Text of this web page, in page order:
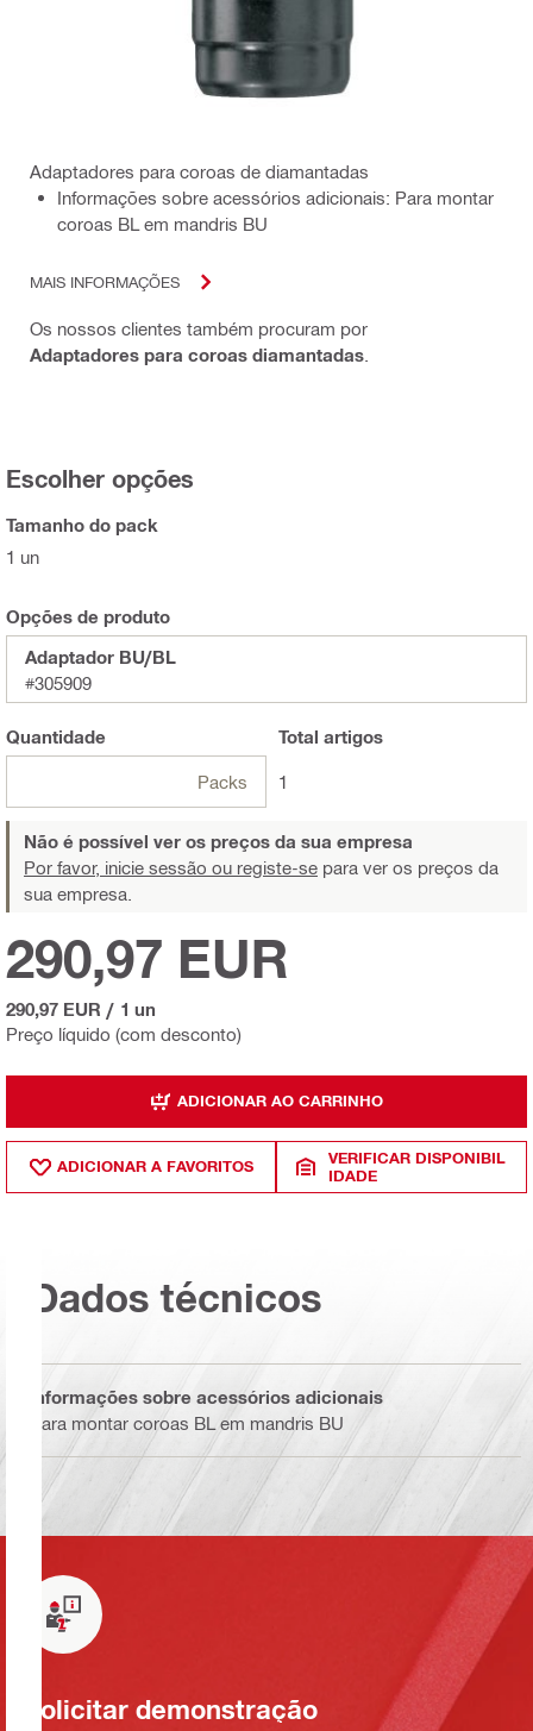
Adaptadores para coroas de diamantadas
Informações sobre acessórios adicionais: Para montar
coroas BL em mandris BU
MAIS INFORMAÇÕES
Os nossos clientes também procuram por
Adaptadores para coroas diamantadas
Escolher opções
Tamanho do pack
1 un
Opções de produto
Adaptador BU/BL
#305909
Quantidade
Packs
Total artigos
1
Não é possível ver os preços da sua empresa
Por favor, inicie sessão ou registe-se para ver os preços da
sua empresa.
Preço líquido (com desconto)
290,97 EUR
290,97 EUR / 1 un
ADICIONAR AO CARRINHO
ADICIONAR A FAVORITOS
VERIFICAR DISPONIBIL
IDADE
Dados técnicos
Informações sobre acessórios adicionais
Para montar coroas BL em mandris BU
Solicitar demonstração